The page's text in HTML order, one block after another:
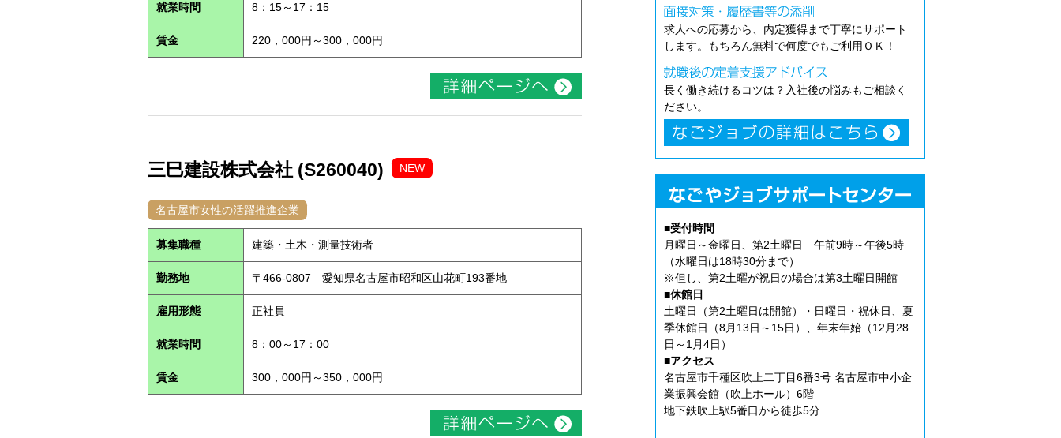
就業時間 8：15～17：15
賃金 220，000円～300，000円
三巳建設株式会社 (S260040) NEW
名古屋市女性の活躍推進企業
募集職種 建築・土木・測量技術者
勤務地 〒466-0807 愛知県名古屋市昭和区山花町193番地
雇用形態 正社員
就業時間 8：00～17：00
賃金 300，000円～350，000円
求人への応募から、内定獲得まで丁寧にサポート
します。もちろん無料で何度でもご利用ＯＫ！
長く働き続けるコツは？入社後の悩みもご相談く
ださい。
■受付時間
月曜日～金曜日、第2土曜日 午前9時～午後5時
（水曜日は18時30分まで）
※但し、第2土曜が祝日の場合は第3土曜日開館
■休館日
土曜日（第2土曜日は開館）・日曜日・祝休日、夏
季休館日（8月13日～15日）、年末年始（12月28
日～1月4日）
■アクセス
名古屋市千種区吹上二丁目6番3号 名古屋市中小企
業振興会館（吹上ホール）6階
地下鉄吹上駅5番口から徒歩5分